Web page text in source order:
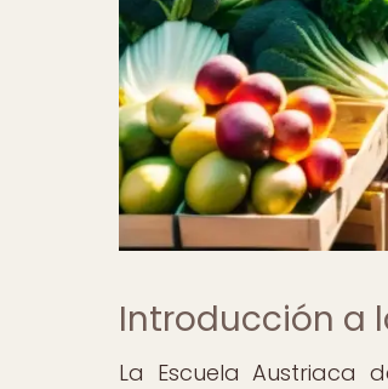
Introducción a
La Escuela Austriaca